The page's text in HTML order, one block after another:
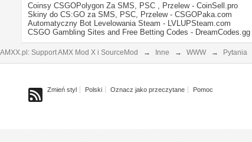
Coinsy CSGOPolygon Za SMS, PSC , Przelew - CoinSell.pro
Skiny do CS:GO za SMS, PSC, Przelew - CSGOPaka.com
Automatyczny Bot Levelowania Steam - LVLUPSteam.com
CSGO Gambling Sites and Free Betting Codes - DreamCodes.gg
AMXX.pl: Support AMX Mod X i SourceMod → Inne → WWW → Pytania
Zmień styl Polski Oznacz jako przeczytane Pomoc